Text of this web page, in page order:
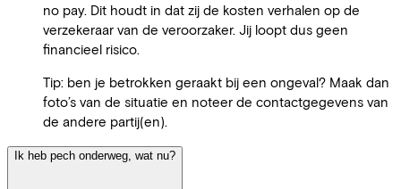
no pay. Dit houdt in dat zij de kosten verhalen op de
verzekeraar van de veroorzaker. Jij loopt dus geen
financieel risico.
Tip: ben je betrokken geraakt bij een ongeval? Maak dan
foto’s van de situatie en noteer de contactgegevens van
de andere partij(en).
Ik heb pech onderweg, wat nu?